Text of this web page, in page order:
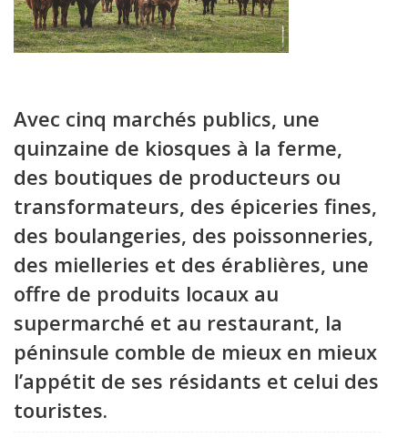
Avec cinq marchés publics, une
quinzaine de kiosques à la ferme,
des boutiques de producteurs ou
transformateurs, des épiceries fines,
des boulangeries, des poissonneries,
des mielleries et des érablières, une
offre de produits locaux au
supermarché et au restaurant, la
péninsule comble de mieux en mieux
l’appétit de ses résidants et celui des
touristes.